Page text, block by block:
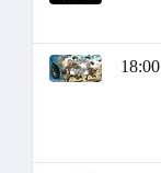
18:00